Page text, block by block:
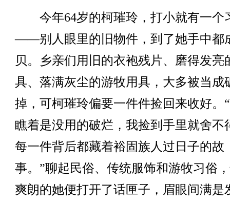
今年64岁的柯璀玲，打小就有一个
——别人眼里的旧物件，到了她手中都
贝。乡亲们用旧的衣袍残片、磨得发亮
具、落满灰尘的游牧用具，大多被当成
掉，可柯璀玲偏要一件件捡回来收好。
瞧着是没用的破烂，我捡到手里就舍不
每一件背后都藏着裕固族人过日子的故
事。”聊起民俗、传统服饰和游牧习俗
爽朗的她便打开了话匣子，眉眼间满是